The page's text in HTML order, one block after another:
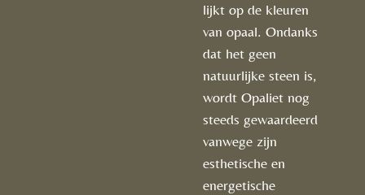
lijkt op de kleuren
van opaal. Ondanks
dat het geen
natuurlijke steen is,
wordt Opaliet nog
steeds gewaardeerd
vanwege zijn
esthetische en
energetische